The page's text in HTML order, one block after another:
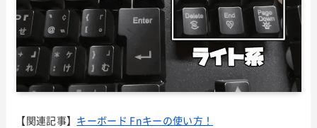
【関連記事】 キーボード Fnキーの使い方！